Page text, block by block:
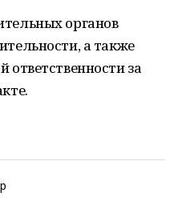
органов
а также
за